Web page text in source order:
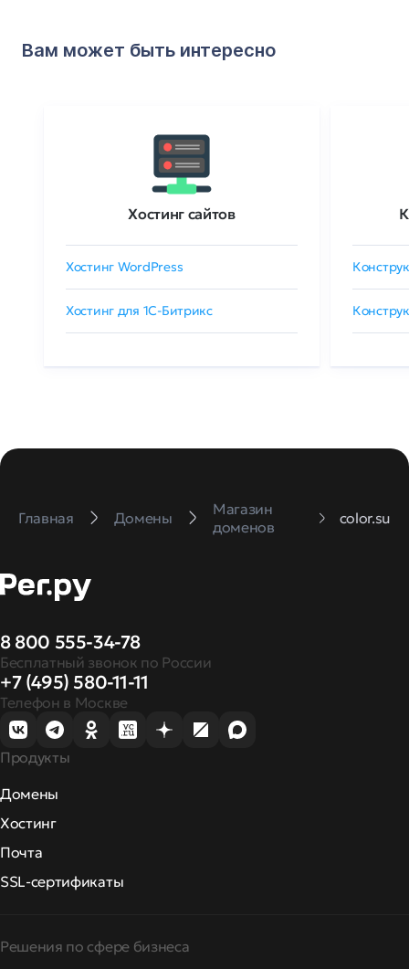
Вам может быть интересно
Хостинг сайтов
Хостинг WordPress
Хостинг для 1C-Битрикс
Главная Домены
Магазин
доменов
color.su
8 800 555-34-78
Бесплатный звонок по России
+7 (495) 580-11-11
Телефон в Москве
Продукты
Домены
Хостинг
Почта
SSL-сертификаты
Решения по сфере бизнеса